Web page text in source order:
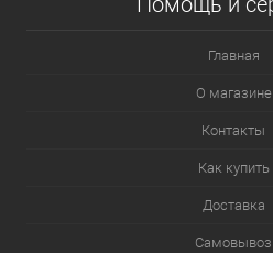
Главная
О магазине
Контакты
Как купить
Доставка
Самовывоз